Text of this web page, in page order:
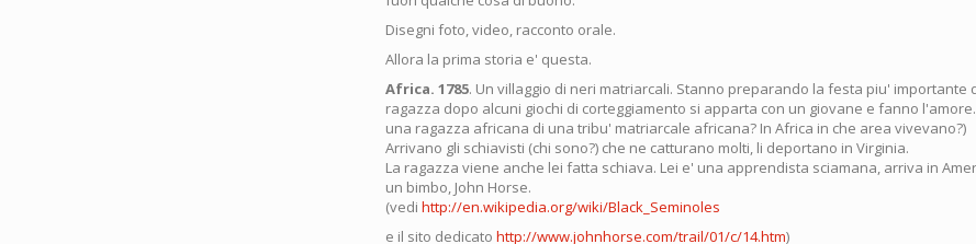
Disegni foto, video, racconto orale.
Allora la prima storia e' questa.
Africa. 1785. Un villaggio di neri matriarcali. Stanno preparando la festa piu' importante
ragazza dopo alcuni giochi di corteggiamento si apparta con un giovane e fanno
una ragazza africana di una tribu' matriarcale africana? In Africa in che area vivevano?)
Arrivano gli schiavisti (chi sono?) che ne catturano molti, li deportano in Virginia.
La ragazza viene anche lei fatta schiava. Lei e' una apprendista sciamana, arriva in
un bimbo, John Horse.
(vedi http://en.wikipedia.org/wiki/Black_Seminoles
e il sito dedicato http://www.johnhorse.com/trail/01/c/14.htm)